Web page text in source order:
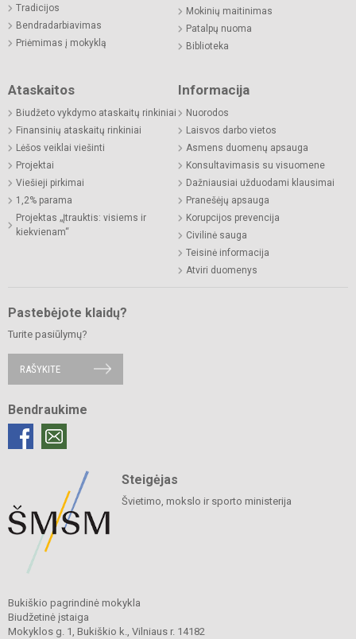
Tradicijos
Bendradarbiavimas
Priėmimas į mokyklą
Mokinių maitinimas
Patalpų nuoma
Biblioteka
Ataskaitos
Biudžeto vykdymo ataskaitų rinkiniai
Finansinių ataskaitų rinkiniai
Lėšos veiklai viešinti
Projektai
Viešieji pirkimai
1,2% parama
Projektas „Įtrauktis: visiems ir
kiekvienam“
Informacija
Nuorodos
Laisvos darbo vietos
Asmens duomenų apsauga
Konsultavimasis su visuomene
Dažniausiai užduodami klausimai
Pranešėjų apsauga
Korupcijos prevencija
Civilinė sauga
Teisinė informacija
Atviri duomenys
Pastebėjote klaidų?
Turite pasiūlymų?
RAŠYKITE
Bendraukime
Steigėjas
Švietimo, mokslo ir sporto ministerija
Bukiškio pagrindinė mokykla
Biudžetinė įstaiga
Mokyklos g. 1, Bukiškio k., Vilniaus r. 14182